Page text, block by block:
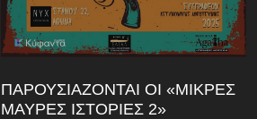
ΠΑΡΟΥΣΙΆΖΟΝΤΑΙ ΟΙ «ΜΙΚΡΈΣ
ΜΑΎΡΕΣ ΙΣΤΟΡΊΕΣ 2»